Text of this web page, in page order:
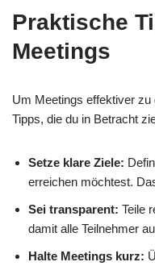
Praktische
Meetings
Um Meetings effektiver
Tipps, die du in Betracht
Setze klare Ziele:
erreichen möchtest.
Sei transparent: Teile
damit alle Teilnehmer
Halte Meetings kurz: